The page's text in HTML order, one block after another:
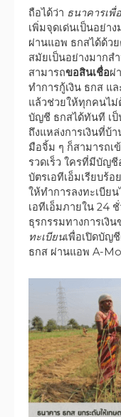
ถือได้ว่า ธนาคารเพื่
เพิ่มจุดเด่นเป็นอย่า
ผ่านแอพ ธกสได้ด้ว
สมัยเป็นอย่างมาก
สามารถขอสินเชื่อผ่
ทำการกู้เงิน ธกส แ
แล้วช่วยให้ทุกคนไม่
บัญชี ธกสได้ทันที เ
ถึงแหล่งการเงินที่บ้
มือจิ้ม ๆ ก็สามารถเ
รวดเร็ว ใครที่มีบัญ
บัตรเอทีเอ็มเรียบร้
ให้ทำการลงทะเบีย
เอทีเอ็มภายใน 24
ธุรกรรมทางการเงิ
ทะเบียนเพื่อเปิดบัญ
ธกส ผ่านแอพ A-